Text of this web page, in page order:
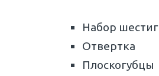
Набор
Отвертка
Плоскогубцы